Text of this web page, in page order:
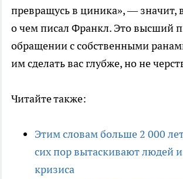
превращусь в циника», — значит,
о чем писал Франкл. Это высший
обращении с собственными
им сделать вас глубже, но не
Читайте также:
Этим словам больше 2 000
сих пор вытаскивают людей
кризиса